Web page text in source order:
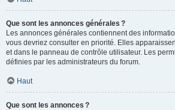
Que sont les annonces générales ?
Les annonces générales contiennent des
vous devriez consulter en priorité. Elles
et dans le panneau de contrôle utilisateur. Les
définies par les administrateurs du forum.
Haut
Que sont les annonces ?